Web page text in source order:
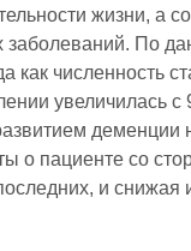
жизни, а
заболеваний. По
как численность
увеличилась с
деменции
о пациенте со
и снижая